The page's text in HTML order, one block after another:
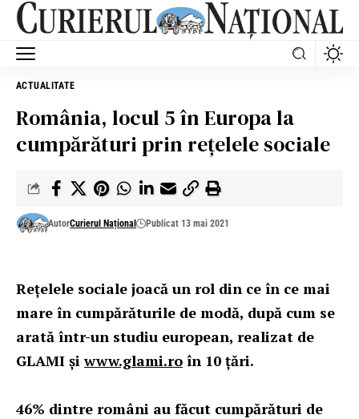
ACTUALITATE
România, locul 5 în Europa la
cumpărături prin reţelele sociale
AutorCurierul Național Publicat 13 mai 2021
Rețelele sociale joacă un rol din ce în ce mai
mare în cumpărăturile de modă, după cum se
arată într-un studiu european, realizat de
GLAMI șiwww.glami.ro în 10 țări.
46% dintre români au făcut cumpărături de